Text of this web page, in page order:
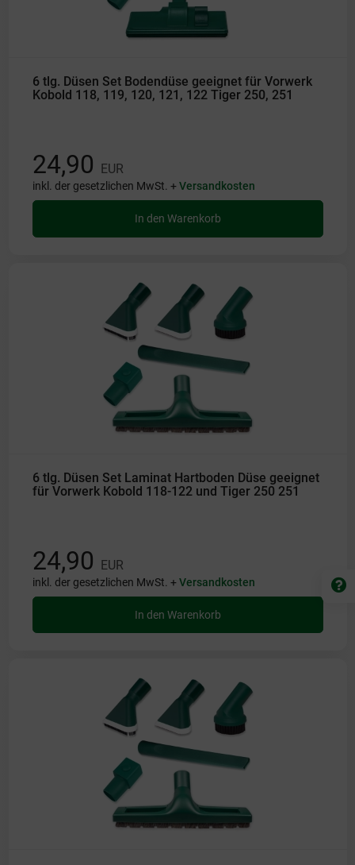
6 tlg. Düsen Set Bodendüse geeignet für Vorwerk
Kobold 118, 119, 120, 121, 122 Tiger 250, 251
24,90 EUR
inkl. der gesetzlichen MwSt. +Versandkosten
In den Warenkorb
6 tlg. Düsen Set Laminat Hartboden Düse geeignet
für Vorwerk Kobold 118-122 und Tiger 250 251
24,90 EUR
inkl. der gesetzlichen MwSt. +Versandkosten
In den Warenkorb